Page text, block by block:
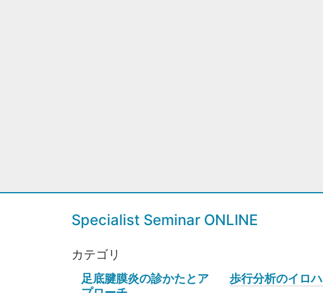
Specialist Seminar ONLINE
カテゴリ
足底腱膜炎の診かたとア
歩行分析のイロハ